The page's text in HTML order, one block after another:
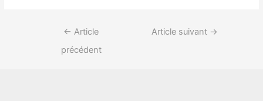
Navigation← Article
précédent
Article suivant →